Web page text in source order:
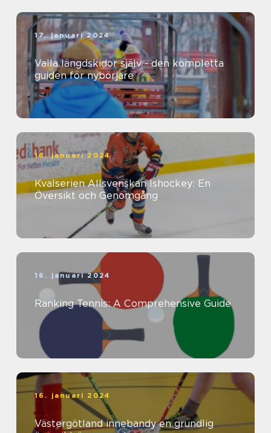
17. januari 2024
Valla längdskidor själv - den kompletta
guiden för nybörjare
16. januari 2024
Kvalserien Allsvenskan Ishockey: En
Översikt och Genomgång
16. januari 2024
Ranking Tennis: A Comprehensive Guide
16. januari 2024
Västergötland innebandy en grundlig